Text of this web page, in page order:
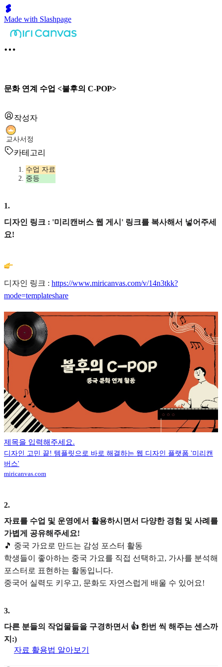
Made with Slashpage
문화 연계 수업 <불후의 C-POP>
작성자
교사서정
카테고리
수업 자료
중등
1.
디자인 링크 : '미리캔버스 웹 게시' 링크를 복사해서 넣어주세
요!
디자인 링크 : https://www.miricanvas.com/v/14n3tkk?
mode=templateshare
제목을 입력해주세요.
디자인 고민 끝! 템플릿으로 바로 해결하는 웹 디자인 플랫폼 '미리캔
버스'
miricanvas.com
2.
자료를 수업 및 운영에서 활용하시면서 다양한 경험 및 사례를
가볍게 공유해주세요!
🎵 중국 가요로 만드는 감성 포스터 활동
학생들이 좋아하는 중국 가요를 직접 선택하고, 가사를 분석해
포스터로 표현하는 활동입니다.
중국어 실력도 키우고, 문화도 자연스럽게 배울 수 있어요!
3.
다른 분들의 작업물들을 구경하면서 👍 한번 씩 해주는 센스까
지:)
자료 활용법 알아보기